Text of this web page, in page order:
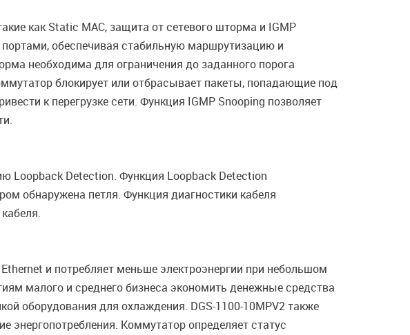
как Static MAC, защита от сетевого шторма и IGMP
обеспечивая стабильную маршрутизацию и
необходима для ограничения до заданного порога
блокирует или отбрасывает пакеты, попадающие под
к перегрузке сети. Функция IGMP Snooping позволяет
Loopback Detection. Функция Loopback Detection
обнаружена петля. Функция диагностики кабеля
и потребляет меньше электроэнергии при небольшом
малого и среднего бизнеса экономить денежные средства
оборудования для охлаждения. DGS-1100-10MPV2 также
энергопотребления. Коммутатор определяет статус